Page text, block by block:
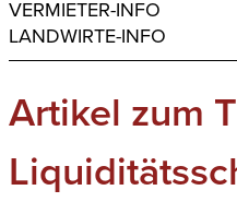
VERMIETER-INFO
LANDWIRTE-INFO
Artikel zum